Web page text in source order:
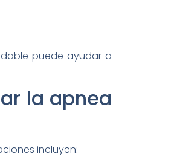
puede ayudar a
la apnea
incluyen: